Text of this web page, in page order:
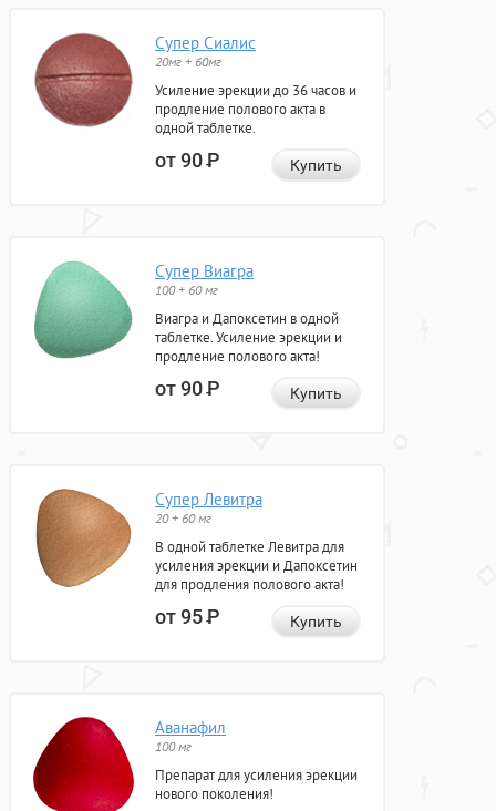
Супер Сиалис
20мг + 60мг
Усиление эрекции до 36 часов и
продление полового акта в
одной таблетке.
от 90Р Купить
Супер Виагра
100 + 60 мг
Виагра и Дапоксетин в одной
таблетке. Усиление эрекции и
продление полового акта!
от 90Р Купить
Супер Левитра
20 + 60 мг
В одной таблетке Левитра для
усиления эрекции и Дапоксетин
для продления полового акта!
от 95Р Купить
Аванафил
100 мг
Препарат для усиления эрекции
нового поколения!